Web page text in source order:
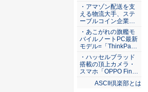
・アマゾン配送を支
える物流大手、ステ
ーブルコイン企業…
・あこがれの旗艦モ
バイルノートPC最新
モデル=「ThinkPa…
・ハッセルブラッド
搭載の頂上カメラ・
スマホ「OPPO Fin…
ASCII倶楽部とは